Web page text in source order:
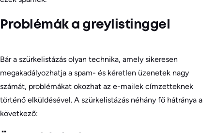
Problémák a greylistinggel
Bár a szürkelistázás olyan technika, amely sikeresen
megakadályozhatja a spam- és kéretlen üzenetek nagy
számát, problémákat okozhat az e-mailek címzetteknek
történő elküldésével. A szürkelistázás néhány fő hátránya a
következő: